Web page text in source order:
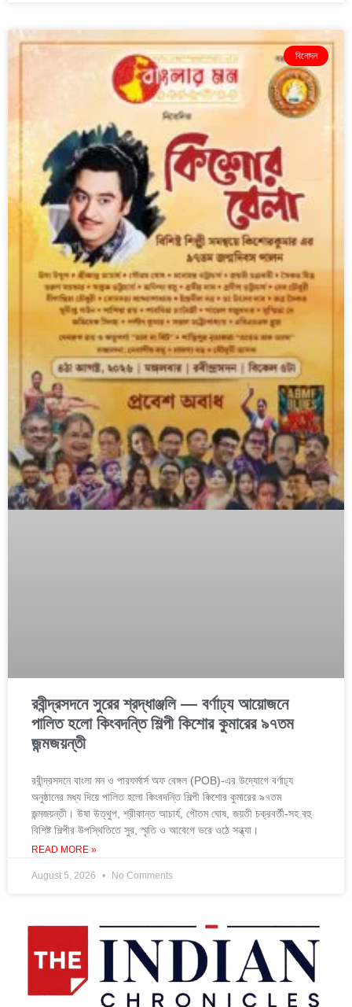
বিনোদন
রবীন্দ্রসদনে সুরের শ্রদ্ধাঞ্জলি — বর্ণাঢ্য আয়োজনে
পালিত হলো কিংবদন্তি শিল্পী কিশোর কুমারের ৯৭তম
জন্মজয়ন্তী
রবীন্দ্রসদনে বাংলা মন ও পারফর্মার্স অফ বেঙ্গল (POB)-এর উদ্যোগে বর্ণাঢ্য
অনুষ্ঠানের মধ্য দিয়ে পালিত হলো কিংবদন্তি শিল্পী কিশোর কুমারের ৯৭তম
জন্মজয়ন্তী। উষা উত্থুপ, শ্রীকান্ত আচার্য, গৌতম ঘোষ, জয়তী চক্রবর্তী-সহ বহু
বিশিষ্ট শিল্পীর উপস্থিতিতে সুর, স্মৃতি ও আবেগে ভরে ওঠে সন্ধ্যা।
READ MORE »
August 5, 2026 No Comments